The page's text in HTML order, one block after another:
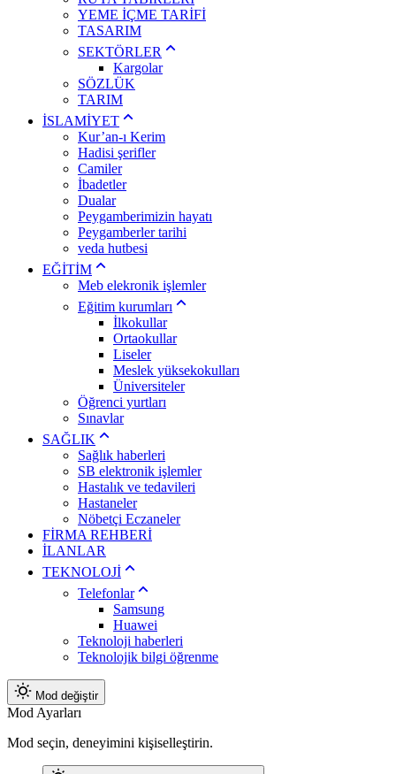
YEME İÇME TARİFİ
TASARIM
SEKTÖRLER
Kargolar
SÖZLÜK
TARIM
İSLAMİYET
Kur’an-ı Kerim
Hadisi şerifler
Camiler
İbadetler
Dualar
Peygamberimizin hayatı
Peygamberler tarihi
veda hutbesi
EĞİTİM
Meb elekronik işlemler
Eğitim kurumları
İlkokullar
Ortaokullar
Liseler
Meslek yüksekokulları
Üniversiteler
Öğrenci yurtları
Sınavlar
SAĞLIK
Sağlık haberleri
SB elektronik işlemler
Hastalık ve tedavileri
Hastaneler
Nöbetçi Eczaneler
FİRMA REHBERİ
İLANLAR
TEKNOLOJİ
Telefonlar
Samsung
Huawei
Teknoloji haberleri
Teknolojik bilgi öğrenme
Mod değiştir
Mod Ayarları
Mod seçin, deneyimini kişiselleştirin.